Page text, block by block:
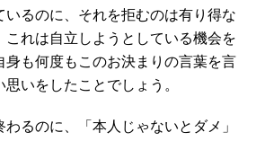
いるのに、それを拒むのは有り得な
これは自立しようとしている機会を
身も何度もこのお決まりの言葉を言
いをしたことでしょう。
るのに、「本人じゃないとダメ」